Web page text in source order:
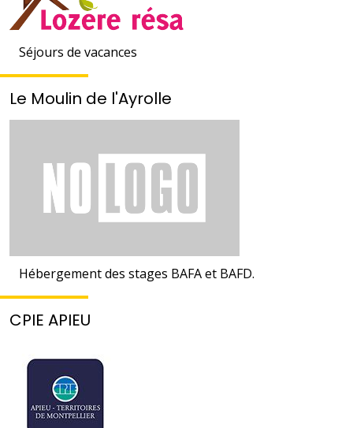
Séjours de vacances
Le Moulin de l'Ayrolle
Hébergement des stages BAFA et BAFD.
CPIE APIEU